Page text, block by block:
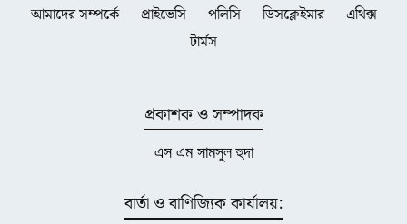
আমাদের সম্পর্কে
প্রাইভেসি পলিসি ডিসক্লেইমার
এথিক্স
টার্মস
প্রকাশক ও সম্পাদক
এস এম সামসুল হুদা
বার্তা ও বাণিজ্যিক কার্যালয়: